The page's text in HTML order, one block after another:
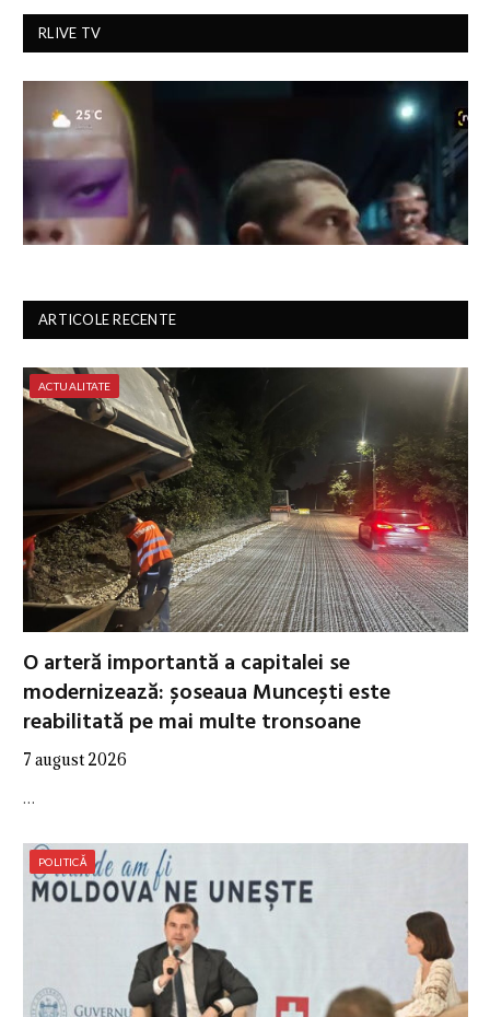
RLIVE TV
ARTICOLE RECENTE
ACTUALITATE
O arteră importantă a capitalei se
modernizează: șoseaua Muncești este
reabilitată pe mai multe tronsoane
7 august 2026
…
POLITICĂ